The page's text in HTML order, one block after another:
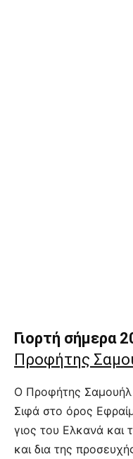
Γιορτή σήμερα
Προφήτης
Ο Προφήτης Σαμουήλ
Σιφά στο όρος
γιος του Ελκανά και
και δια της